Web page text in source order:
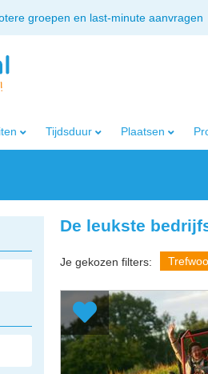
groepen en last-minute aanvragen
Tijdsduur Plaatsen
De leukste
Je gekozen filters: